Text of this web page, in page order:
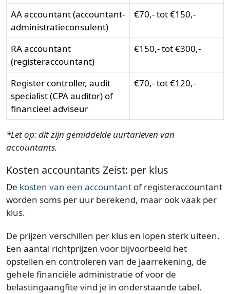
AA accountant (accountant-
administratieconsulent)
€70,- tot €150,-
RA accountant
(registeraccountant)
€150,- tot €300,-
Register controller, audit
specialist (CPA auditor) of
financieel adviseur
€70,- tot €120,-
*Let op: dit zijn gemiddelde uurtarieven van
accountants.
Kosten accountants Zeist: per klus
De kosten van een accountant of registeraccountant
worden soms per uur berekend, maar ook vaak per
klus.
De prijzen verschillen per klus en lopen sterk uiteen.
Een aantal richtprijzen voor bijvoorbeeld het
opstellen en controleren van de jaarrekening, de
gehele financiële administratie of voor de
belastingaangfite vind je in onderstaande tabel.